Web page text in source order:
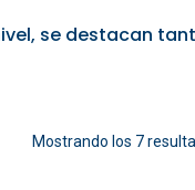
se destacan
Mostrando los 7